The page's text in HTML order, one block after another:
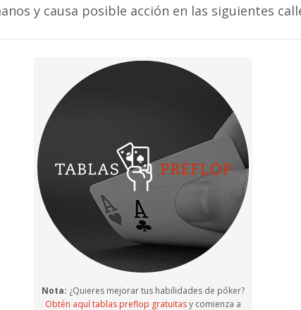
y causa posible acción en las siguientes
Nota: ¿Quieres mejorar tus habilidades de póker?
Obtén aquí tablas preflop gratuitasy comienza a